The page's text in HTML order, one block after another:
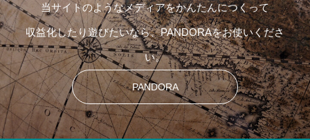
当サイトのようなメディアをかんたんにつくって
収益化したり遊びたいなら、PANDORAをお使いくださ
い。
PANDORA